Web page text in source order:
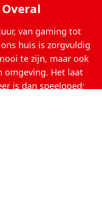
Overal
van gaming tot
huis is zorgvuldig
te zijn, maar ook
omgeving. Het laat
is dan speelgoed;